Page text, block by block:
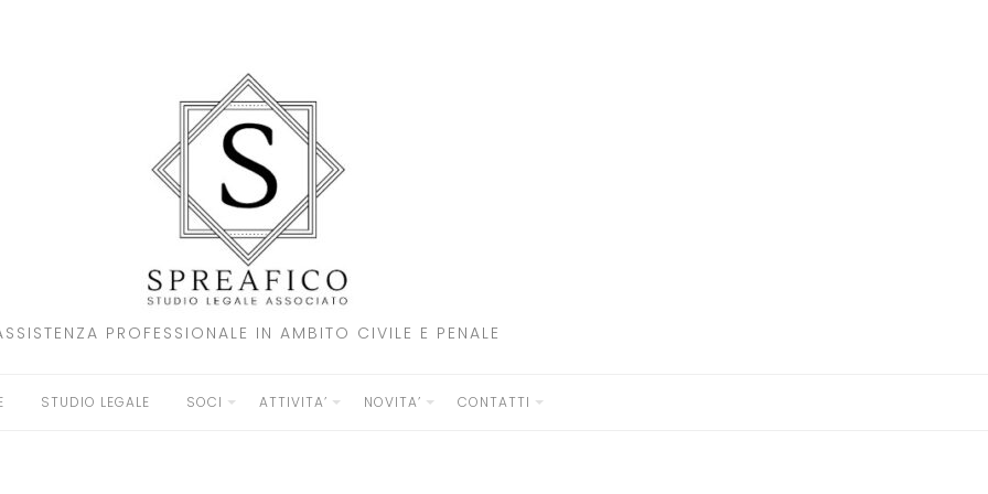
PROFESSIONALE IN AMBITO CIVILE E PENALE
STUDIO LEGALE SOCI ATTIVITA’ NOVITA’ CONTATTI